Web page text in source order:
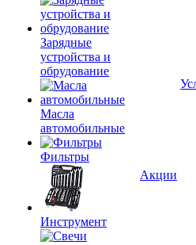
Зарядные
устройства и
обрудование
Масла
автомобильные
Фильтры
Инструмент
Акции